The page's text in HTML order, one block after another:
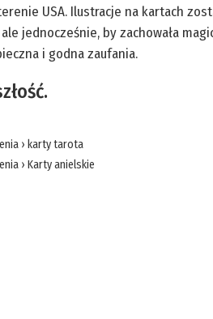
USA. Ilustracje na kartach
jednocześnie, by zachowała
i godna zaufania.
› karty tarota
› Karty anielskie